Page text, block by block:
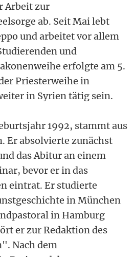
Arbeit zur
ab. Seit Mai lebt
und arbeitet vor allem
und
erfolgte am 5.
Priesterweihe in
in Syrien tätig sein.
1992, stammt aus
Er absolvierte zunächst
das Abitur an einem
bevor er in das
eintrat. Er studierte
in München
in Hamburg
er zur Redaktion des
Nach dem